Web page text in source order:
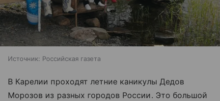
Источник: Российская газета
В Карелии проходят летние каникулы Дедов
Морозов из разных городов России. Это большой